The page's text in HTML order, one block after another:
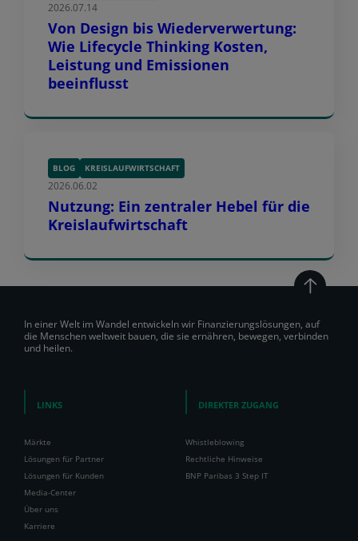
2026.07.14
Von Design bis Wiederverwertung:
Wie Lifecycle Thinking Kosten,
Leistung und Emissionen
beeinflusst
BLOG KREISLAUFWIRTSCHAFT
2026.06.02
Nutzung: Ein zentraler Hebel für die
Kreislaufwirtschaft
In einer Welt im Wandel entwickeln wir Finanzierungslösungen, auf
die Menschen weltweit bauen, die sie ernähren, bewegen, verbinden
und heilen.
LINKS
Märkte
Lösungen für Partner
Lösungen für Kunden
Media-Center
Über uns
Karriere
DIREKTER ZUGANG
Whistleblowing
Rechtliche Hinweise
BNP Paribas 3 Step IT